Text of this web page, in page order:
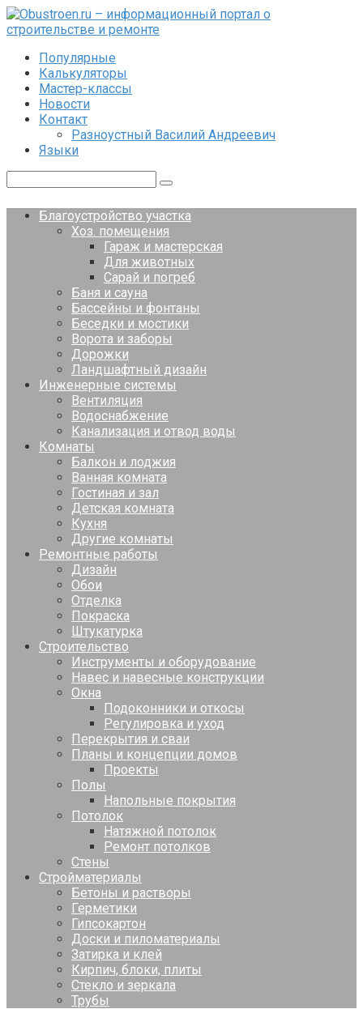
Перейти
к
Популярные
Калькуляторы
Мастер-классы
Новости
Контакт
Разноустный Василий Андреевич
Языки
Благоустройство участка
Хоз. помещения
Гараж и мастерская
Для животных
Сарай и погреб
Баня и сауна
Бассейны и фонтаны
Беседки и мостики
Ворота и заборы
Дорожки
Ландшафтный дизайн
Инженерные системы
Вентиляция
Водоснабжение
Канализация и отвод воды
Комнаты
Балкон и лоджия
Ванная комната
Гостиная и зал
Детская комната
Кухня
Другие комнаты
Ремонтные работы
Дизайн
Обои
Отделка
Покраска
Штукатурка
Строительство
Инструменты и оборудование
Навес и навесные конструкции
Окна
Подоконники и откосы
Регулировка и уход
Перекрытия и сваи
Планы и концепции домов
Проекты
Полы
Напольные покрытия
Потолок
Натяжной потолок
Ремонт потолков
Стены
Стройматериалы
Бетоны и растворы
Герметики
Гипсокартон
Доски и пиломатериалы
Затирка и клей
Кирпич, блоки, плиты
Стекло и зеркала
Трубы